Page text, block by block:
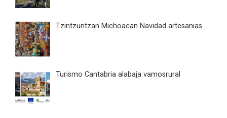
Tzintzuntzan Michoacan Navidad artesanias
Turismo Cantabria alabaja vamosrural